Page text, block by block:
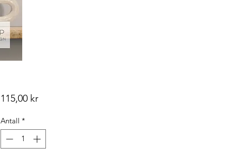
115,00 krPris
Antall *